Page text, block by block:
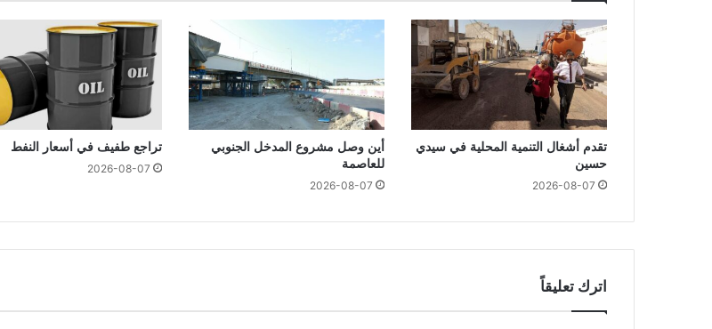
تقدم أشغال التنمية المحلية في سيدي
حسين
2026-08-07
أين وصل مشروع المدخل الجنوبي
للعاصمة
2026-08-07
تراجع طفيف في أسعار النفط
2026-08-07
اترك تعليقاً